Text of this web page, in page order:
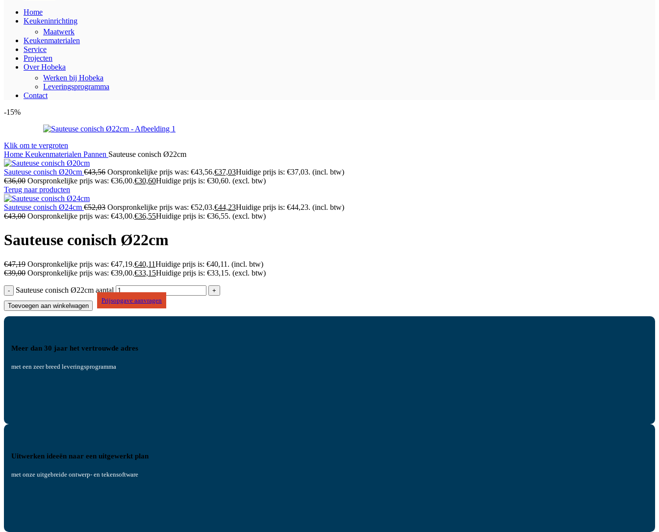
Home
Keukeninrichting
Maatwerk
Keukenmaterialen
Service
Projecten
Over Hobeka
Werken bij Hobeka
Leveringsprogramma
Contact
-15%
Klik om te vergroten
Home Keukenmaterialen Pannen Sauteuse conisch Ø22cm
Sauteuse conisch Ø20cm €43,56 Oorspronkelijke prijs was: €43,56.€37,03Huidige prijs is: €37,03. (incl. btw)
€36,00 Oorspronkelijke prijs was: €36,00.€30,60Huidige prijs is: €30,60. (excl. btw)
Terug naar producten
Sauteuse conisch Ø24cm €52,03 Oorspronkelijke prijs was: €52,03.€44,23Huidige prijs is: €44,23. (incl. btw)
€43,00 Oorspronkelijke prijs was: €43,00.€36,55Huidige prijs is: €36,55. (excl. btw)
Sauteuse conisch Ø22cm
€47,19 Oorspronkelijke prijs was: €47,19.€40,11Huidige prijs is: €40,11. (incl. btw)
€39,00 Oorspronkelijke prijs was: €39,00.€33,15Huidige prijs is: €33,15. (excl. btw)
Sauteuse conisch Ø22cm aantal
Toevoegen aan winkelwagen
Prijsopgave aanvragen
Meer dan 30 jaar het vertrouwde adres
met een zeer breed leveringsprogramma
Uitwerken ideeën naar een uitgewerkt plan
met onze uitgebreide ontwerp- en tekensoftware